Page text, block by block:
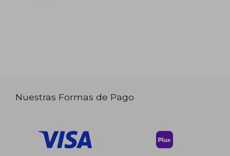
Nuestras Formas de Pago